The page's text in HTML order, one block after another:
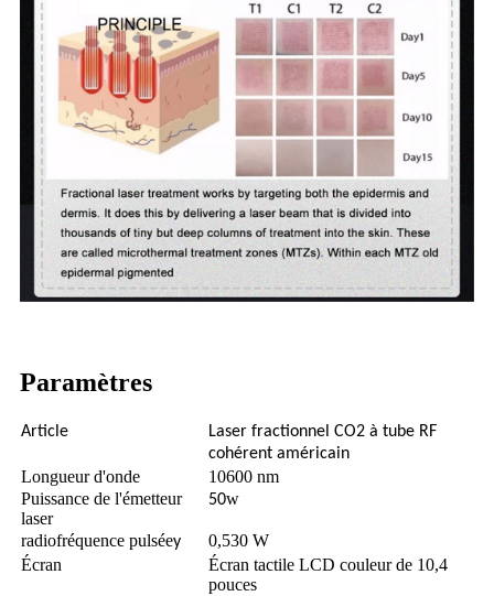
Paramètres
Article
Laser fractionnel CO2 à tube RF
cohérent américain
Longueur d'onde
10600 nm
Puissance de l'émetteur
laser
50w
radiofréquence pulséey
0,530 W
Écran
Écran tactile LCD couleur de 10,4
pouces